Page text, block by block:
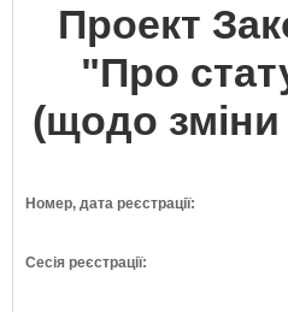
Проект
"Про
(щодо
Номер, дата реєстрації:
Сесія реєстрації: